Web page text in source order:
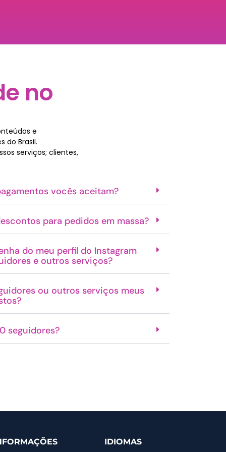
no
e
do Brasil.
serviços; clientes,
vocês aceitam?
para pedidos em massa?
do meu perfil do Instagram
e outros serviços?
ou outros serviços meus
seguidores?
IDIOMAS